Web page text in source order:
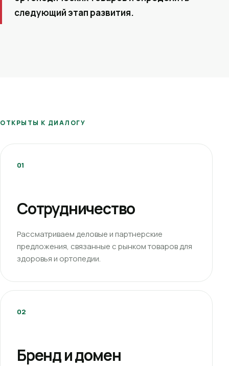
следующий этап развития.
ОТКРЫТЫ К ДИАЛОГУ
01
Сотрудничество
Рассматриваем деловые и партнерские
предложения, связанные с рынком товаров для
здоровья и ортопедии.
02
Бренд и домен